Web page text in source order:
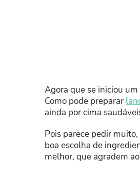
Agora que se iniciou
Como pode preparar
ainda por cima
Pois parece pedir
boa escolha de
melhor, que agradem